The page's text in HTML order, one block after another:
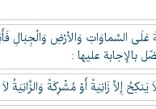
عَلَى السَّماوَاتِ وَالاْرْضِ
بالإجابة عليها :
إِلاَّ زَانِيَةً أَوْ مُشْرِكَةً